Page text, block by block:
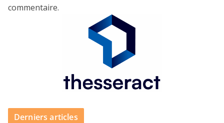
commentaire.
Derniers articles